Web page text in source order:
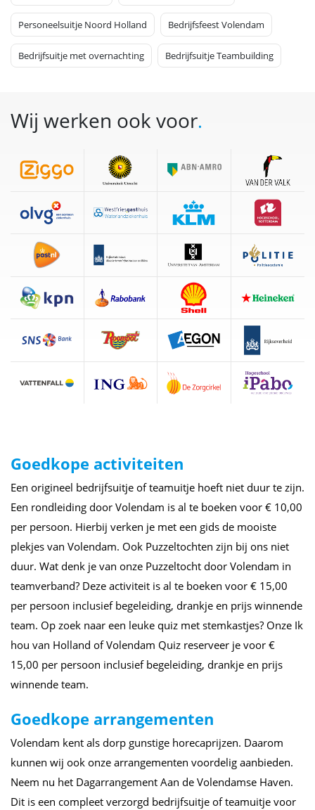
Personeelsuitje Noord Holland Bedrijfsfeest Volendam
Bedrijfsuitje met overnachting Bedrijfsuitje Teambuilding
Wij werken ook voor.
Goedkope activiteiten
Een origineel bedrijfsuitje of teamuitje hoeft niet duur te zijn.
Een rondleiding door Volendam is al te boeken voor € 10,00
per persoon. Hierbij verken je met een gids de mooiste
plekjes van Volendam. Ook Puzzeltochten zijn bij ons niet
duur. Wat denk je van onze Puzzeltocht door Volendam in
teamverband? Deze activiteit is al te boeken voor € 15,00
per persoon inclusief begeleiding, drankje en prijs winnende
team. Op zoek naar een leuke quiz met stemkastjes? Onze Ik
hou van Holland of Volendam Quiz reserveer je voor €
15,00 per persoon inclusief begeleiding, drankje en prijs
winnende team.
Goedkope arrangementen
Volendam kent als dorp gunstige horecaprijzen. Daarom
kunnen wij ook onze arrangementen voordelig aanbieden.
Neem nu het Dagarrangement Aan de Volendamse Haven.
Dit is een compleet verzorgd bedrijfsuitje of teamuitje voor